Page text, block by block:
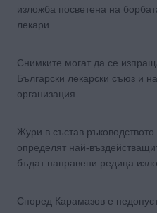
изложба посветена на
лекари.
Снимките могат да се
Български лекарски съюз и
организация.
Жури в състав
определят най-
бъдат направени редица
Според Карамазов е